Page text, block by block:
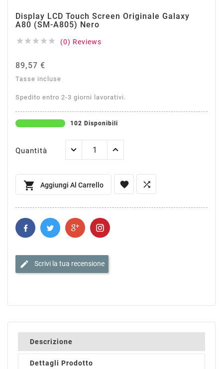
Display LCD Touch Screen Originale Galaxy
A80 (SM-A805) Nero
     (0) Reviews
89,57 €
Tasse incluse
Spedito entro 2-3 giorni lavorativi.
102 Disponibili
Quantità
 Aggiungi Al Carrello  
edit Scrivi la tua recensione
Descrizione
Dettagli Prodotto